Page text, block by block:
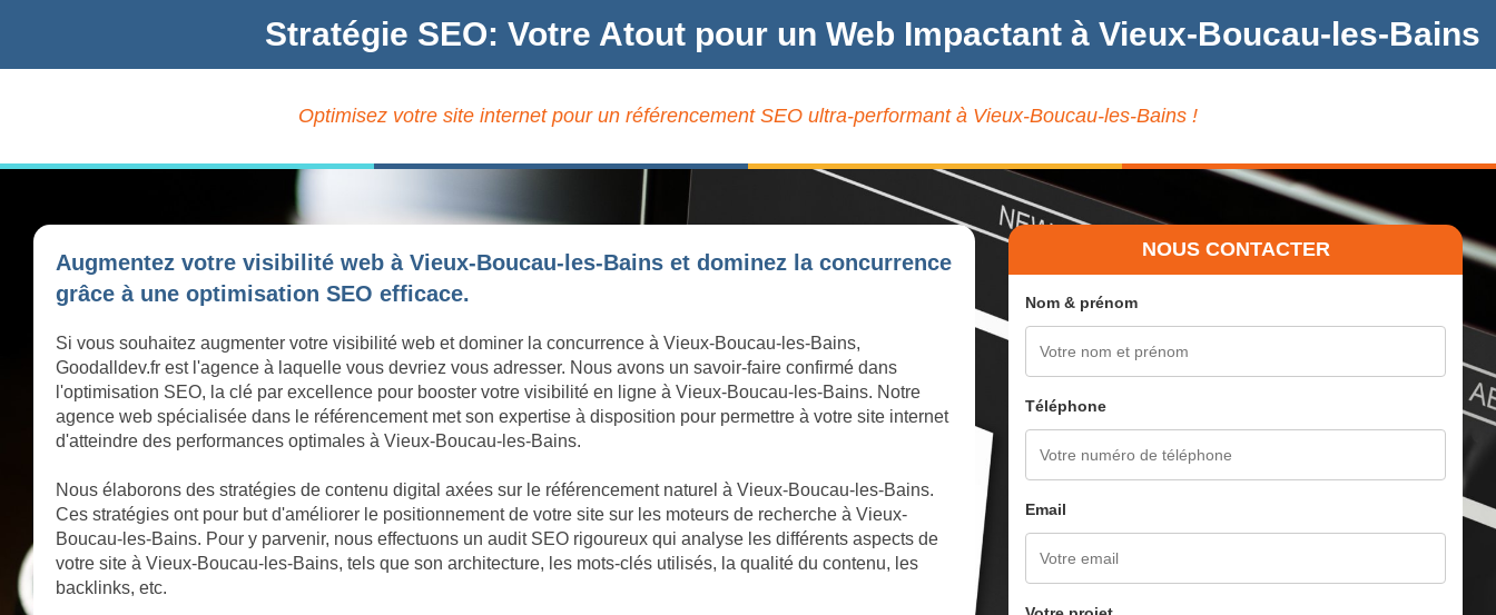
Stratégie SEO: Votre Atout pour un Web Impactant à Vieux-Boucau-les-Bains
Optimisez votre site internet pour un référencement SEO ultra-performant à Vieux-Boucau-les-Bains !
Augmentez votre visibilité web à Vieux-Boucau-les-Bains et dominez la concurrence
grâce à une optimisation SEO efficace.
Si vous souhaitez augmenter votre visibilité web et dominer la concurrence à Vieux-Boucau-les-Bains,
Goodalldev.fr est l'agence à laquelle vous devriez vous adresser. Nous avons un savoir-faire confirmé dans
l'optimisation SEO, la clé par excellence pour booster votre visibilité en ligne à Vieux-Boucau-les-Bains. Notre
agence web spécialisée dans le référencement met son expertise à disposition pour permettre à votre site internet
d'atteindre des performances optimales à Vieux-Boucau-les-Bains.
Nous élaborons des stratégies de contenu digital axées sur le référencement naturel à Vieux-Boucau-les-Bains.
Ces stratégies ont pour but d'améliorer le positionnement de votre site sur les moteurs de recherche à Vieux-
Boucau-les-Bains. Pour y parvenir, nous effectuons un audit SEO rigoureux qui analyse les différents aspects de
votre site à Vieux-Boucau-les-Bains, tels que son architecture, les mots-clés utilisés, la qualité du contenu, les
backlinks, etc.
NOUS CONTACTER
Nom & prénom
Téléphone
Email